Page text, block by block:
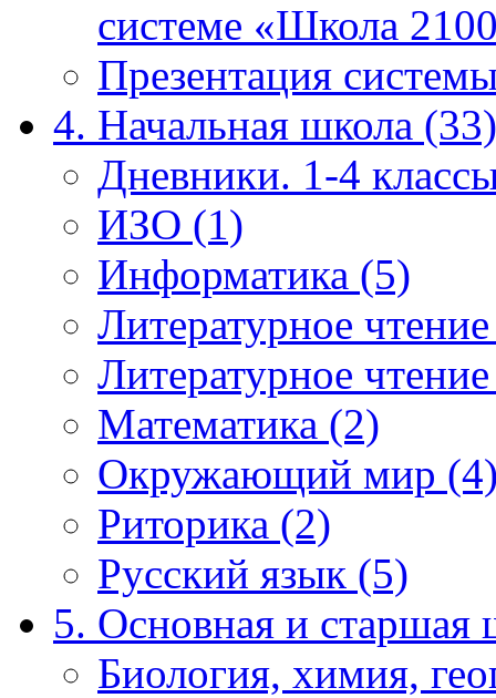
системе «Школа
Презентация
4. Начальная школа (33)
Дневники. 1-4
ИЗО (1)
Информатика (5)
Литературное
Литературное
Математика (2)
Окружающий мир
Риторика (2)
Русский язык (5)
5. Основная и старшая
Биология, химия,